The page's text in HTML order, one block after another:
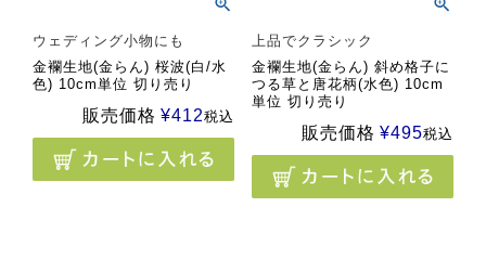
ウェディング小物にも
金襴生地(金らん) 桜波(白/水
色) 10cm単位 切り売り
販売価格 ¥412税込
上品でクラシック
金襴生地(金らん) 斜め格子に
つる草と唐花柄(水色) 10cm
単位 切り売り
販売価格 ¥495税込